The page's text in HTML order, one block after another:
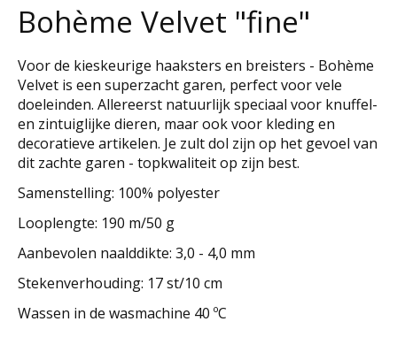
Bohème Velvet "fine"
Voor de kieskeurige haaksters en breisters - Bohème
Velvet is een superzacht garen, perfect voor vele
doeleinden. Allereerst natuurlijk speciaal voor knuffel-
en zintuiglijke dieren, maar ook voor kleding en
decoratieve artikelen. Je zult dol zijn op het gevoel van
dit zachte garen - topkwaliteit op zijn best.
Samenstelling: 100% polyester
Looplengte: 190 m/50 g
Aanbevolen naalddikte: 3,0 - 4,0 mm
Stekenverhouding: 17 st/10 cm
Wassen in de wasmachine 40 ºC